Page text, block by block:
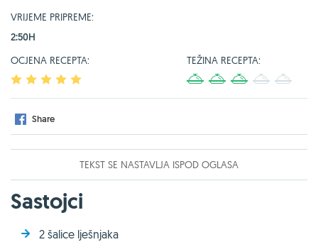
VRIJEME PRIPREME:
2:50H
OCJENA RECEPTA:
2 3 4
TEŽINA RECEPTA:
4
Share
TEKST SE NASTAVLJA ISPOD OGLASA
Sastojci
2 šalice lješnjaka